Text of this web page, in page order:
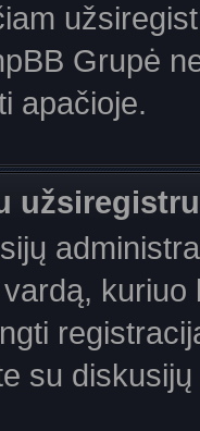
Grupė
apačioje.
su